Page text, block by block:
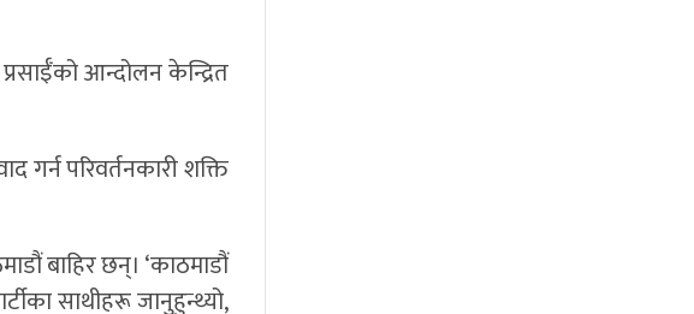
आन्दोलन केन्द्रित
परिवर्तनकारी शक्ति
बाहिर छन्। ‘काठमाडौं
साथीहरू जानुहुन्थ्यो,